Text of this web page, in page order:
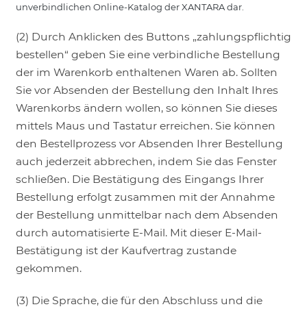
unverbindlichen Online-Katalog der XANTARA dar.
(2) Durch Anklicken des Buttons „zahlungspflichtig
bestellen“ geben Sie eine verbindliche Bestellung
der im Warenkorb enthaltenen Waren ab. Sollten
Sie vor Absenden der Bestellung den Inhalt Ihres
Warenkorbs ändern wollen, so können Sie dieses
mittels Maus und Tastatur erreichen. Sie können
den Bestellprozess vor Absenden Ihrer Bestellung
auch jederzeit abbrechen, indem Sie das Fenster
schließen. Die Bestätigung des Eingangs Ihrer
Bestellung erfolgt zusammen mit der Annahme
der Bestellung unmittelbar nach dem Absenden
durch automatisierte E-Mail. Mit dieser E-Mail-
Bestätigung ist der Kaufvertrag zustande
gekommen.
(3) Die Sprache, die für den Abschluss und die